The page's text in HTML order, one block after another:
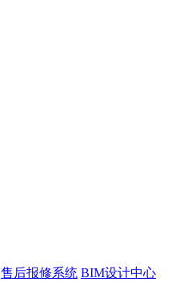
售后报修系统 BIM设计中心